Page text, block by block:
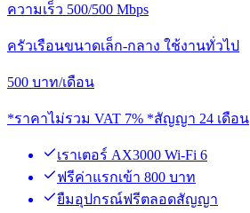
ความเร็ว 500/500 Mbps
ครัวเรือนขนาดเล็ก-กลาง ใช้งานทั่วไป
500 บาท/เดือน
*ราคาไม่รวม VAT 7% *สัญญา 24 เดือน
เราเตอร์ AX3000 Wi-Fi 6
ฟรีค่าแรกเข้า 800 บาท
ยืมอุปกรณ์ฟรีตลอดสัญญา